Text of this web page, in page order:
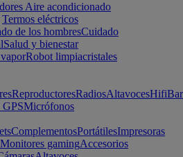
Aire acondicionado
Termos eléctricos
de los hombresCuidado
Salud y bienestar
Robot limpiacristales
ReproductoresRadiosAltavocesHifi
Micrófonos
ComplementosPortátilesImpresoras
Monitores gamingAccesorios